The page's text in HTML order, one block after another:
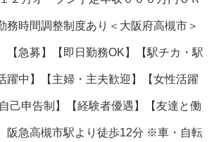
務時間調整制度あり＜大阪府高槻市＞
【急募】【即日勤務OK】【駅チカ・駅
躍中】【主婦・主夫歓迎】【女性活躍
己申告制】【経験者優遇】【友達と働
阪急高槻市駅より徒歩12分 ※車・自転